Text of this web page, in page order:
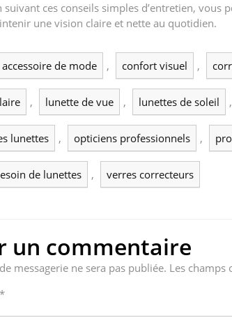
suivant ces conseils simples d’entretien, vous
une vision claire et nette au quotidien.
accessoire de mode , confort visuel ,
, lunette de vue , lunettes de soleil ,
lunettes , opticiens professionnels ,
de lunettes , verres correcteurs
un commentaire
messagerie ne sera pas publiée. Les champs
*